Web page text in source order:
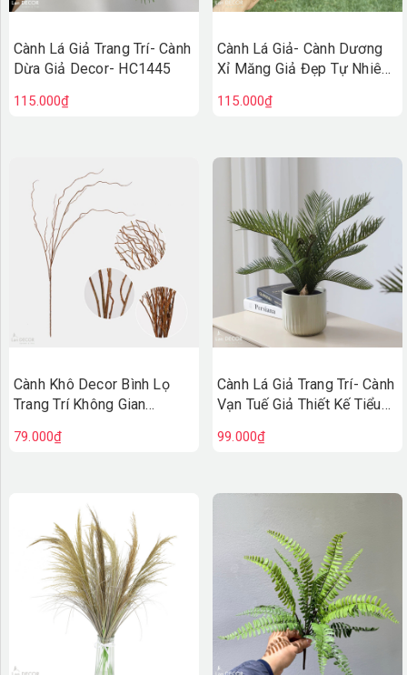
Cành Lá Giả Trang Trí- Cành
Dừa Giả Decor- HC1445
115.000₫
Cành Lá Giả- Cành Dương
Xỉ Măng Giả Đẹp Tự Nhiên
115.000₫
Cành Khô Decor Bình Lọ
Trang Trí Không Gian
79.000₫
Cành Lá Giả Trang Trí- Cành
Vạn Tuế Giả Thiết Kế Tiểu
(35cm)- HC1441-1
99.000₫